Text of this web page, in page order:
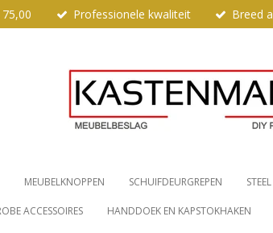
Professionele kwaliteit Breed
MEUBELKNOPPEN SCHUIFDEURGREPEN
ACCESSOIRES HANDDOEK EN KAPSTOKHAKEN